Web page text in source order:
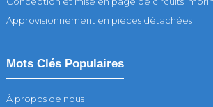
Approvisionnement en pièces détachées
Mots Clés Populaires
À propos de nous